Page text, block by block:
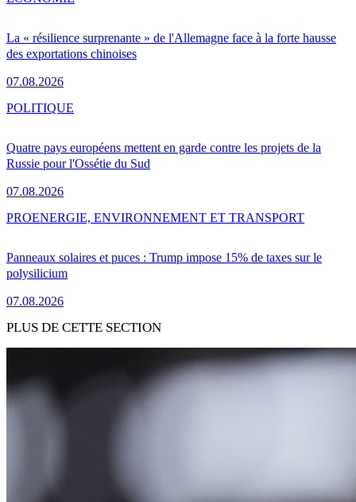
La « résilience surprenante » de l'Allemagne face à la forte hausse
des exportations chinoises
07.08.2026
Quatre pays européens mettent en garde contre les projets de la
Russie pour l'Ossétie du Sud
07.08.2026
POLITIQUE
Panneaux solaires et puces : Trump impose 15% de taxes sur le
polysilicium
07.08.2026
PROENERGIE, ENVIRONNEMENT ET TRANSPORT
PLUS DE CETTE SECTION